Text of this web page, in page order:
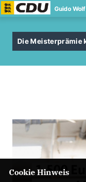
Guido
Die Meisterprämie
Cookie Hinweis